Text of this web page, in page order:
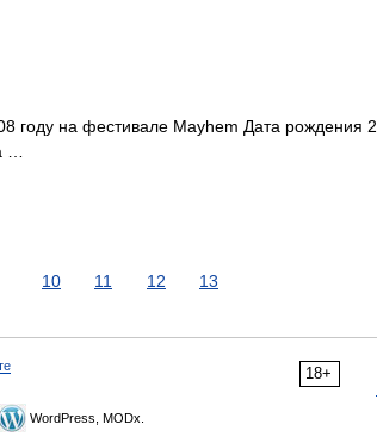
году на фестивале Mayhem Дата рождения 2
…
10 11 12 13
18+
WordPress, MODx.